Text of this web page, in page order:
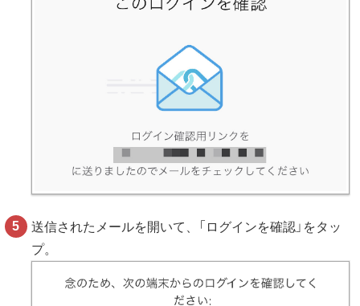
送信されたメールを開いて、「ログインを確認」をタッ
プ。